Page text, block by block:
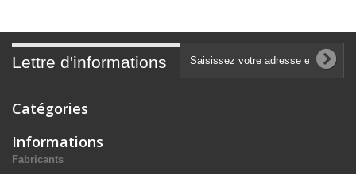
Lettre d'informations
Catégories
Informations
Fabricants